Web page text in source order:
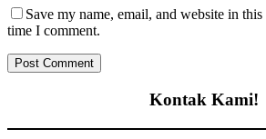
Save my name, email, and website in
time I comment.
Kontak Kami!